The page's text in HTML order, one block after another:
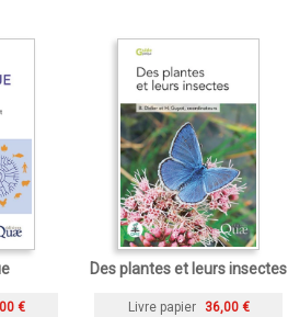
€
Des plantes et leurs insectes
Livre papier 36,00 €